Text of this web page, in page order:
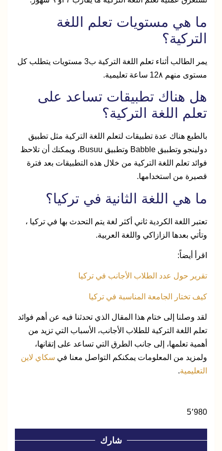
ما هي مستويات تعلم اللغة
التركية؟
يمر الطالب أثناء تعلم اللغة التركية ب3 مستويات يتطلب كل
مستوى منهم 12٨ ساعة تعليمية.
هل هناك تطبيقات تساعد على
تعلم اللغة التركية؟
بالطبع هناك عدة تطبيقات لتعلم اللغة التركية مثل تطبيق
دولينجو وتطبيق Babble وتطبيق Busuu، ويمكنك أن تلاحظ
فوائد تعلم اللغة التركية من خلال هذه التطبيقات بعد فترة
قصيرة من استخدامها.
ما هي اللغة الثانية في تركيا؟
تعتبر اللغة الكردية ثاني أكثر لغة يتم التحدث بها في تركيا ،
وتأتي بعدها الزازاكي واللغة العربية.
اقرأ أيضاً:
تقرير حول عدد الطلاب الأجانب في تركيا
كيف تختار الجامعة المناسبة في تركيا
لقد وصلنا إلى ختام هذا المقال الذي تحدثنا فيه عن أهم فوائد
تعلم اللغة التركية للطلاب الأجانب، الأسباب التي تزيد من
أهمية تعلمها، إلى جانب الطرق التي تساعد على إتقانها،
ولمزيد من المعلومات يمكنكم التواصل معنا في سكاي لاين
التعليمية.
5٬980
شارك